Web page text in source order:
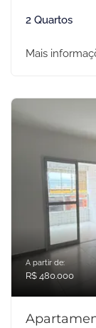
2 Quartos
Mais
A partir de:
R$ 480.000